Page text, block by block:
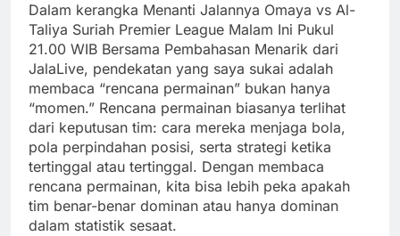
Dalam kerangka Menanti Jalannya Omaya vs Al-
Taliya Suriah Premier League Malam Ini Pukul
21.00 WIB Bersama Pembahasan Menarik dari
JalaLive, pendekatan yang saya sukai adalah
membaca “rencana permainan” bukan hanya
“momen.” Rencana permainan biasanya terlihat
dari keputusan tim: cara mereka menjaga bola,
pola perpindahan posisi, serta strategi ketika
tertinggal atau tertinggal. Dengan membaca
rencana permainan, kita bisa lebih peka apakah
tim benar-benar dominan atau hanya dominan
dalam statistik sesaat.